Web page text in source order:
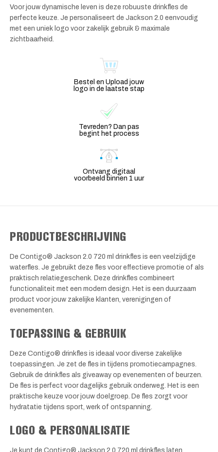
Voor jouw dynamische leven is deze robuuste drinkfles de
perfecte keuze. Je personaliseert de Jackson 2.0 eenvoudig
met een uniek logo voor zakelijk gebruik & maximale
zichtbaarheid.
Bestel en Upload jouw
logo in de laatste stap
Tevreden? Dan pas
begint het process
Ontvang digitaal
voorbeeld binnen 1 uur
PRODUCTBESCHRIJVING
De Contigo® Jackson 2.0 720 ml drinkfles is een veelzijdige
waterfles. Je gebruikt deze fles voor effectieve promotie of als
praktisch relatiegeschenk. Deze drinkfles combineert
functionaliteit met een modern design. Het is een duurzaam
product voor jouw zakelijke klanten, verenigingen of
evenementen.
TOEPASSING & GEBRUIK
Deze Contigo® drinkfles is ideaal voor diverse zakelijke
toepassingen. Je zet de fles in tijdens promotiecampagnes.
Gebruik de drinkfles als giveaway op evenementen of beurzen.
De fles is perfect voor dagelijks gebruik onderweg. Het is een
praktische keuze voor jouw doelgroep. De fles zorgt voor
hydratatie tijdens sport, werk of ontspanning.
LOGO & PERSONALISATIE
Je kunt de Contigo® Jackson 2.0 720 ml drinkfles laten